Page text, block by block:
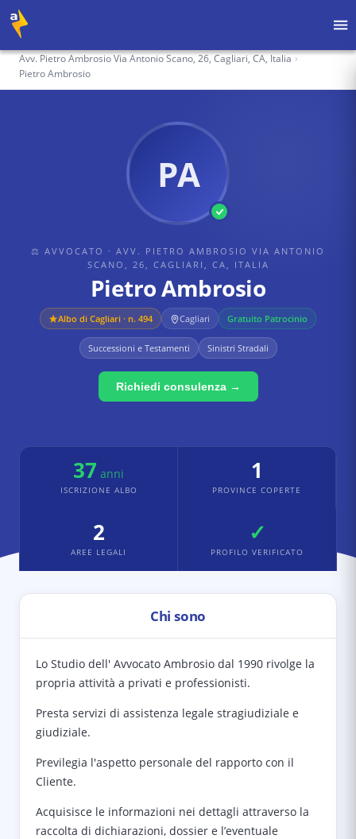
Avv. Pietro Ambrosio Via Antonio Scano, 26, Cagliari, CA, Italia ›
Pietro Ambrosio
PA
⚖ AVVOCATO · AVV. PIETRO AMBROSIO VIA ANTONIO
SCANO, 26, CAGLIARI, CA, ITALIA
Pietro Ambrosio
Albo di Cagliari · n. 494 Cagliari Gratuito Patrocinio
Successioni e Testamenti Sinistri Stradali
Richiedi consulenza →
37 anni
ISCRIZIONE ALBO
1
PROVINCE COPERTE
2
AREE LEGALI
✓
PROFILO VERIFICATO
Chi sono
Lo Studio dell' Avvocato Ambrosio dal 1990 rivolge la
propria attività a privati e professionisti.
Presta servizi di assistenza legale stragiudiziale e
giudiziale.
Previlegia l'aspetto personale del rapporto con il
Cliente.
Acquisisce le informazioni nei dettagli attraverso la
raccolta di dichiarazioni, dossier e l’eventuale